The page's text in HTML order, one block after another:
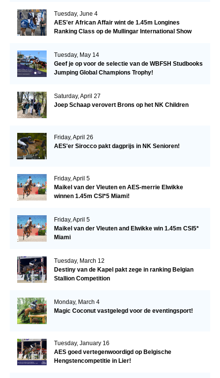
Tuesday, June 4
AES'er African Affair wint de 1.45m Longines
Ranking Class op de Mullingar International Show
Tuesday, May 14
Geef je op voor de selectie van de WBFSH Studbooks
Jumping Global Champions Trophy!
Saturday, April 27
Joep Schaap verovert Brons op het NK Children
Friday, April 26
AES'er Sirocco pakt dagprijs in NK Senioren!
Friday, April 5
Maikel van der Vleuten en AES-merrie Elwikke
winnen 1.45m CSI*5 Miami!
Friday, April 5
Maikel van der Vleuten and Elwikke win 1.45m CSI5*
Miami
Tuesday, March 12
Destiny van de Kapel pakt zege in ranking Belgian
Stallion Competition
Monday, March 4
Magic Coconut vastgelegd voor de eventingsport!
Tuesday, January 16
AES goed vertegenwoordigd op Belgische
Hengstencompetitie in Lier!